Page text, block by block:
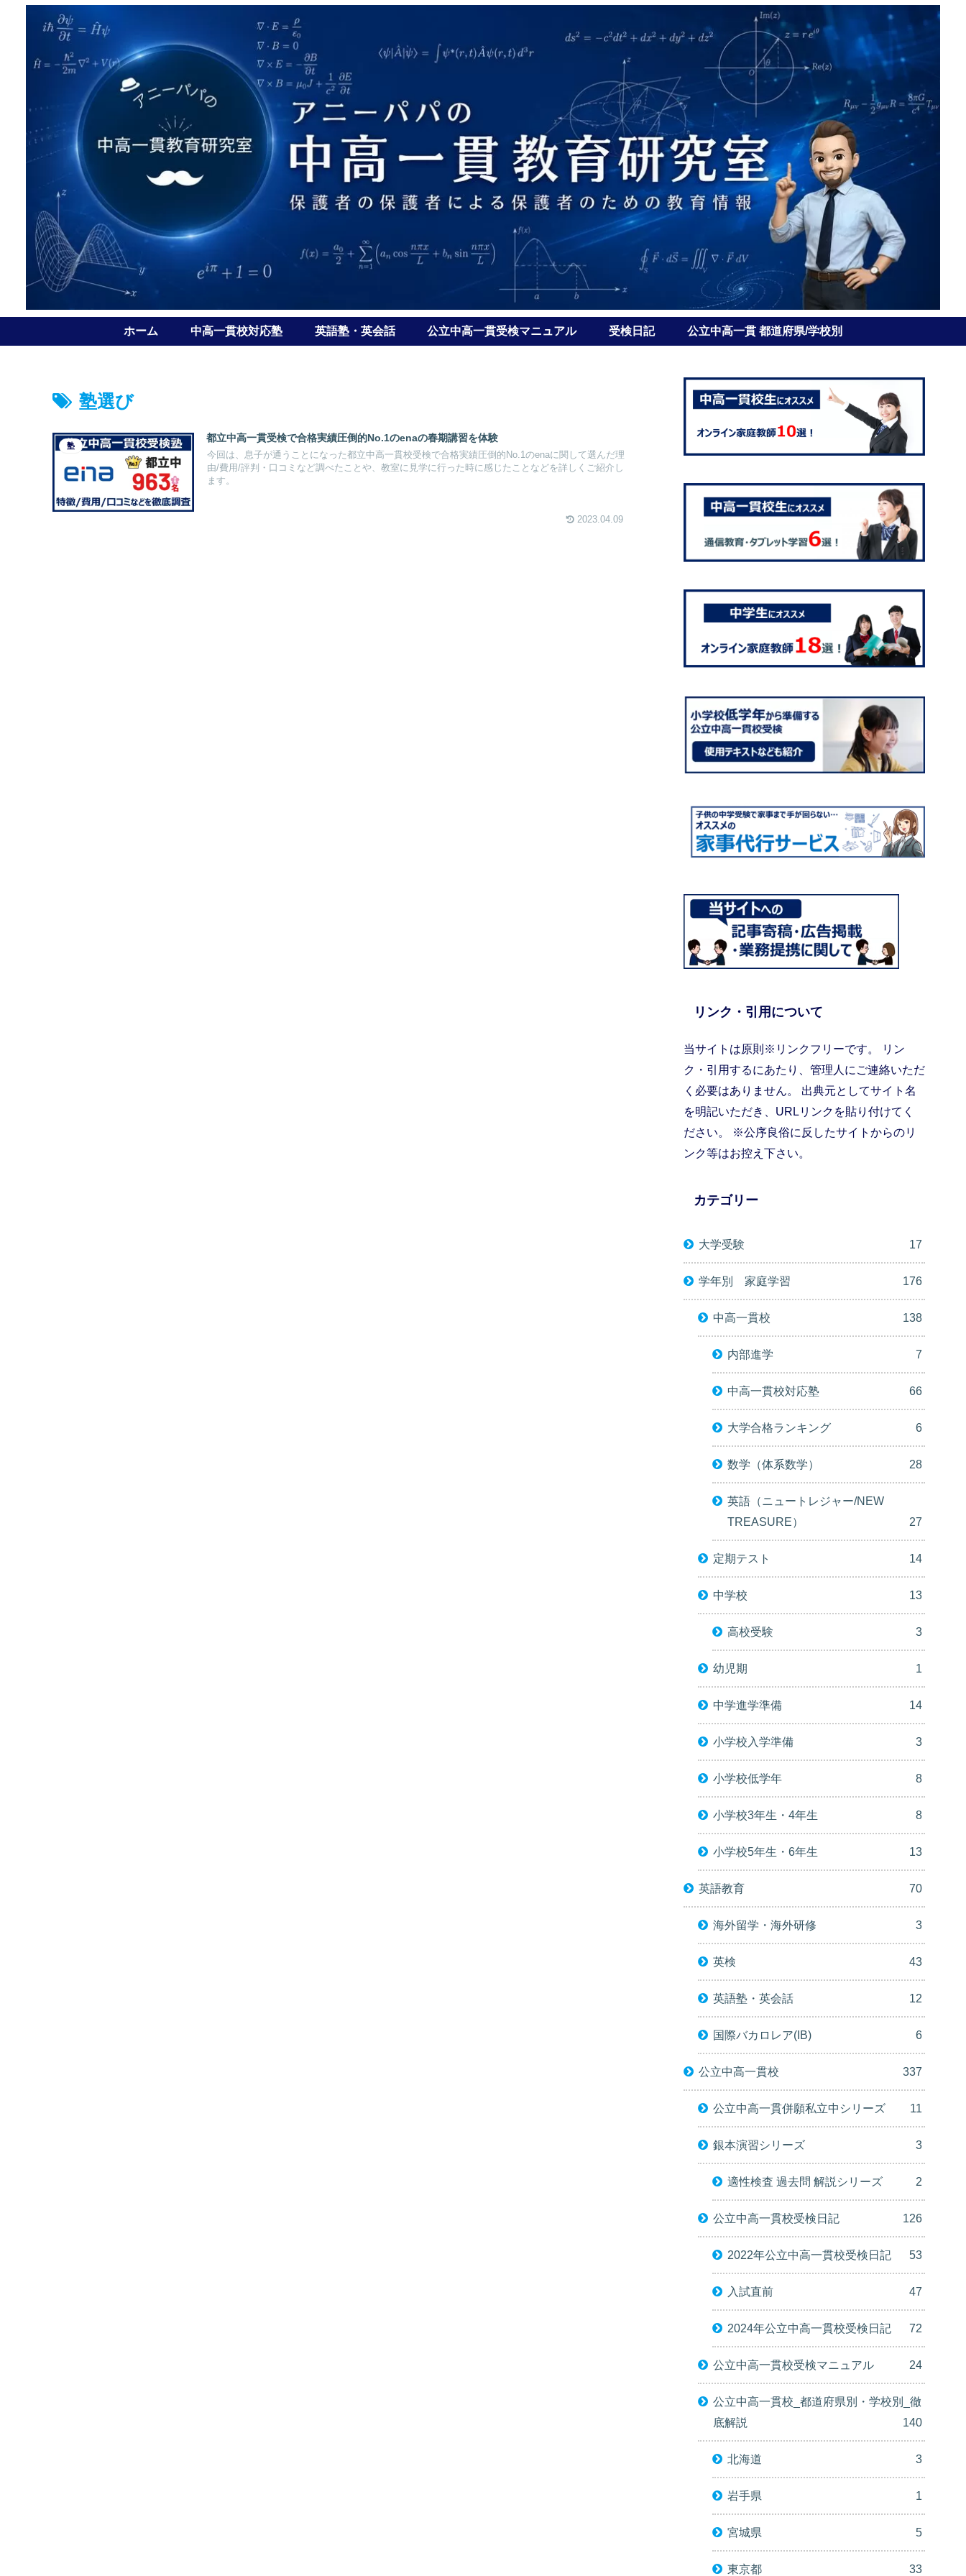
ホーム 中高一貫校対応塾 英語塾・英会話 公立中高一貫受検マニュアル 受検日記 公立中高一貫 都道府県/学校別
塾選び
塾
都立中高一貫受検で合格実績圧倒的No.1のenaの春期講習を体験
今回は、息子が通うことになった都立中高一貫校受検で合格実績圧倒的No.1のenaに関して選んだ理
由/費用/評判・口コミなど調べたことや、教室に見学に行った時に感じたことなどを詳しくご紹介し
ます。
2023.04.09
リンク・引用について
当サイトは原則※リンクフリーです。 リン
ク・引用するにあたり、管理人にご連絡いただ
く必要はありません。 出典元としてサイト名
を明記いただき、URLリンクを貼り付けてく
ださい。 ※公序良俗に反したサイトからのリ
ンク等はお控え下さい。
カテゴリー
大学受験 17
学年別 家庭学習 176
中高一貫校 138
内部進学 7
中高一貫校対応塾 66
大学合格ランキング 6
数学（体系数学） 28
英語（ニュートレジャー/NEW
TREASURE）
27
定期テスト 14
中学校 13
高校受験 3
幼児期 1
中学進学準備 14
小学校入学準備 3
小学校低学年 8
小学校3年生・4年生 8
小学校5年生・6年生 13
英語教育 70
海外留学・海外研修 3
英検 43
英語塾・英会話 12
国際バカロレア(IB) 6
公立中高一貫校 337
公立中高一貫併願私立中シリーズ 11
銀本演習シリーズ 3
適性検査 過去問 解説シリーズ 2
公立中高一貫校受検日記 126
2022年公立中高一貫校受検日記 53
入試直前 47
2024年公立中高一貫校受検日記 72
公立中高一貫校受検マニュアル 24
公立中高一貫校_都道府県別・学校別_徹
底解説
140
北海道 3
岩手県 1
宮城県 5
東京都 33